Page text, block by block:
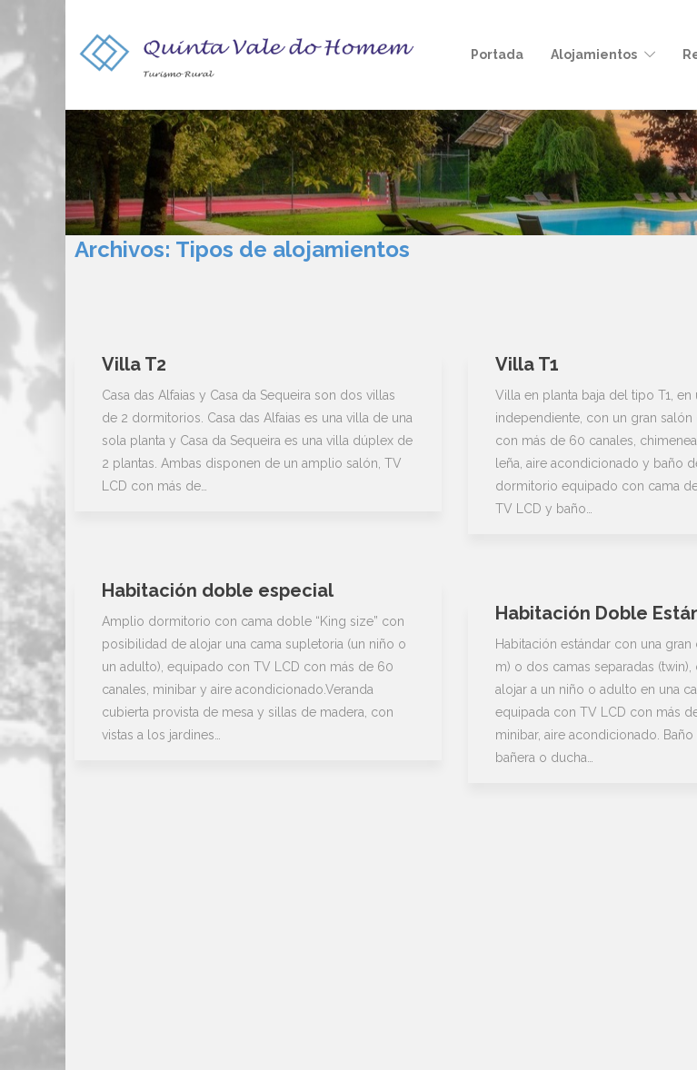
Portada Alojamientos
Archivos: Tipos de alojamientos
Villa T2
Casa das Alfaias y Casa da Sequeira son dos villas
de 2 dormitorios. Casa das Alfaias es una villa de una
sola planta y Casa da Sequeira es una villa dúplex de
2 plantas. Ambas disponen de un amplio salón, TV
LCD con más de…
Villa T1
Villa en planta baja del tipo T1, en
independiente, con un gran salón
con más de 60 canales,
leña, aire acondicionado y baño
dormitorio equipado con cama
TV LCD y baño…
Habitación doble especial
Amplio dormitorio con cama doble “King size” con
posibilidad de alojar una cama supletoria (un niño o
un adulto), equipado con TV LCD con más de 60
canales, minibar y aire acondicionado.Veranda
cubierta provista de mesa y sillas de madera, con
vistas a los jardines…
Habitación Doble
Habitación estándar con una
m) o dos camas separadas
alojar a un niño o adulto en una
equipada con TV LCD con más
minibar, aire acondicionado.
bañera o ducha…